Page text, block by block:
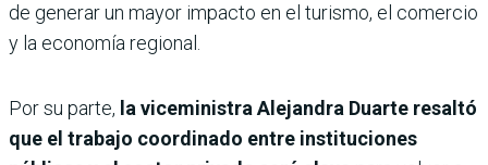
de generar un mayor impacto en el turismo, el comercio
y la economía regional.
Por su parte, la viceministra Alejandra Duarte resaltó
que el trabajo coordinado entre instituciones